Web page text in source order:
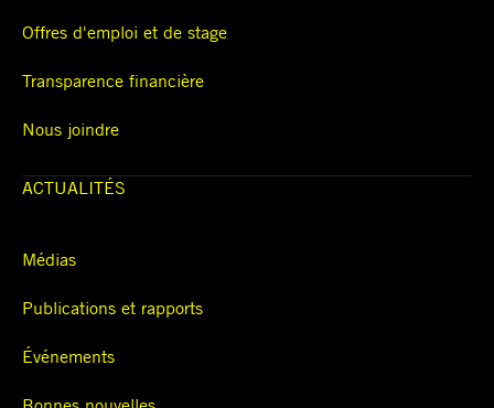
Offres d'emploi et de stage
Transparence financière
Nous joindre
ACTUALITÉS
Médias
Publications et rapports
Événements